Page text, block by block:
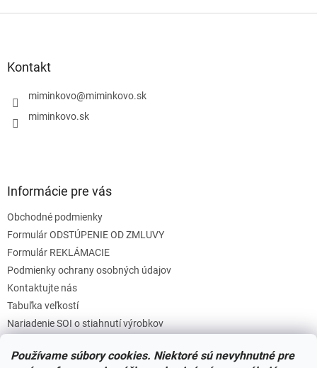
Používame súbory cookies. Niektoré sú nevyhnutné pre
Kontakt
miminkovo@miminkovo.sk
miminkovo.sk
Informácie pre vás
Obchodné podmienky
Formulár ODSTÚPENIE OD ZMLUVY
Formulár REKLÁMACIE
Podmienky ochrany osobných údajov
Kontaktujte nás
Tabuľka veľkostí
Nariadenie SOI o stiahnutí výrobkov
Zásady súborov COOKIES